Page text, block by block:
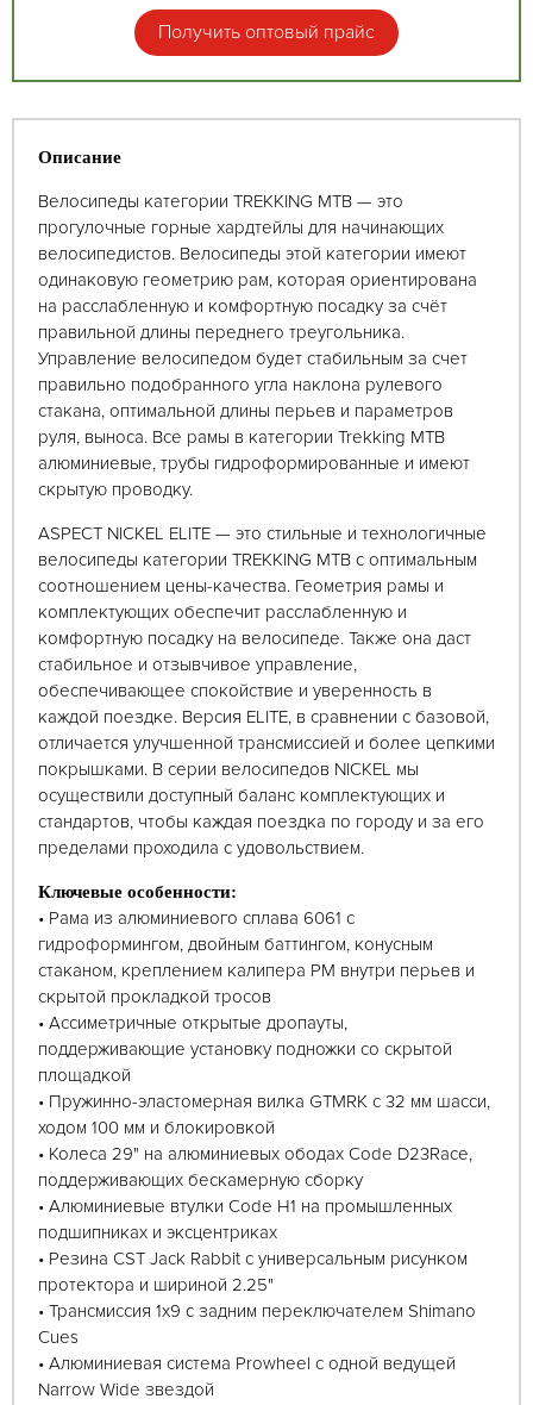
Получить оптовый прайс
Описание
Велосипеды категории TREKKING MTB — это
прогулочные горные хардтейлы для начинающих
велосипедистов. Велосипеды этой категории имеют
одинаковую геометрию рам, которая ориентирована
на расслабленную и комфортную посадку за счёт
правильной длины переднего треугольника.
Управление велосипедом будет стабильным за счет
правильно подобранного угла наклона рулевого
стакана, оптимальной длины перьев и параметров
руля, выноса. Все рамы в категории Trekking MTB
алюминиевые, трубы гидроформированные и имеют
скрытую проводку.
ASPECT NICKEL ELITE — это стильные и технологичные
велосипеды категории TREKKING MTB с оптимальным
соотношением цены-качества. Геометрия рамы и
комплектующих обеспечит расслабленную и
комфортную посадку на велосипеде. Также она даст
стабильное и отзывчивое управление,
обеспечивающее спокойствие и уверенность в
каждой поездке. Версия ELITE, в сравнении с базовой,
отличается улучшенной трансмиссией и более цепкими
покрышками. В серии велосипедов NICKEL мы
осуществили доступный баланс комплектующих и
стандартов, чтобы каждая поездка по городу и за его
пределами проходила с удовольствием.
Ключевые особенности:
• Рама из алюминиевого сплава 6061 с
гидроформингом, двойным баттингом, конусным
стаканом, креплением калипера PM внутри перьев и
скрытой прокладкой тросов
• Ассиметричные открытые дропауты,
поддерживающие установку подножки со скрытой
площадкой
• Пружинно-эластомерная вилка GTMRK с 32 мм шасси,
ходом 100 мм и блокировкой
• Колеса 29" на алюминиевых ободах Code D23Race,
поддерживающих бескамерную сборку
• Алюминиевые втулки Code H1 на промышленных
подшипниках и эксцентриках
• Резина CST Jack Rabbit с универсальным рисунком
протектора и шириной 2.25"
• Трансмиссия 1х9 с задним переключателем Shimano
Cues
• Алюминиевая система Prowheel с одной ведущей
Narrow Wide звездой